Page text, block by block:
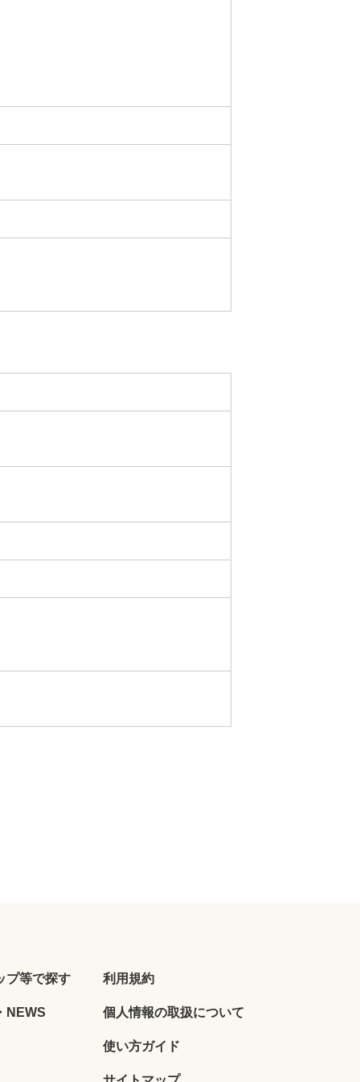
プ等で探す
NEWS
利用規約
個人情報の取扱について
使い方ガイド